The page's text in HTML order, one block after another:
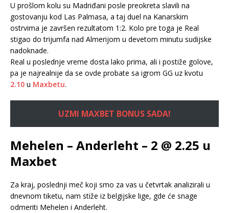
U prošlom kolu su Madriđani posle preokreta slavili na
gostovanju kod Las Palmasa, a taj duel na Kanarskim
ostrvima je završen rezultatom 1:2. Kolo pre toga je Real
stigao do trijumfa nad Almerijom u devetom minutu sudijske
nadoknade.
Real u poslednje vreme dosta lako prima, ali i postiže golove,
pa je najrealnije da se ovde probate sa igrom GG uz kvotu
2.10 u Maxbetu.
UZMI MAXBET BONUS SADA!
Mehelen – Anderleht – 2 @ 2.25 u
Maxbet
Za kraj, poslednji meč koji smo za vas u četvrtak analizirali u
dnevnom tiketu, nam stiže iz belgijske lige, gde će snage
odmeriti Mehelen i Anderleht.